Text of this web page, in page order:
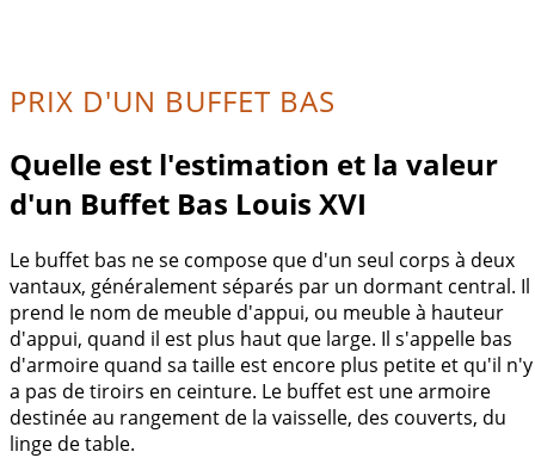
PRIX D'UN BUFFET BAS
Quelle est l'estimation et la valeur
d'un Buffet Bas Louis XVI
Le buffet bas ne se compose que d'un seul corps à deux
vantaux, généralement séparés par un dormant central. Il
prend le nom de meuble d'appui, ou meuble à hauteur
d'appui, quand il est plus haut que large. Il s'appelle bas
d'armoire quand sa taille est encore plus petite et qu'il n'y
a pas de tiroirs en ceinture. Le buffet est une armoire
destinée au rangement de la vaisselle, des couverts, du
linge de table.